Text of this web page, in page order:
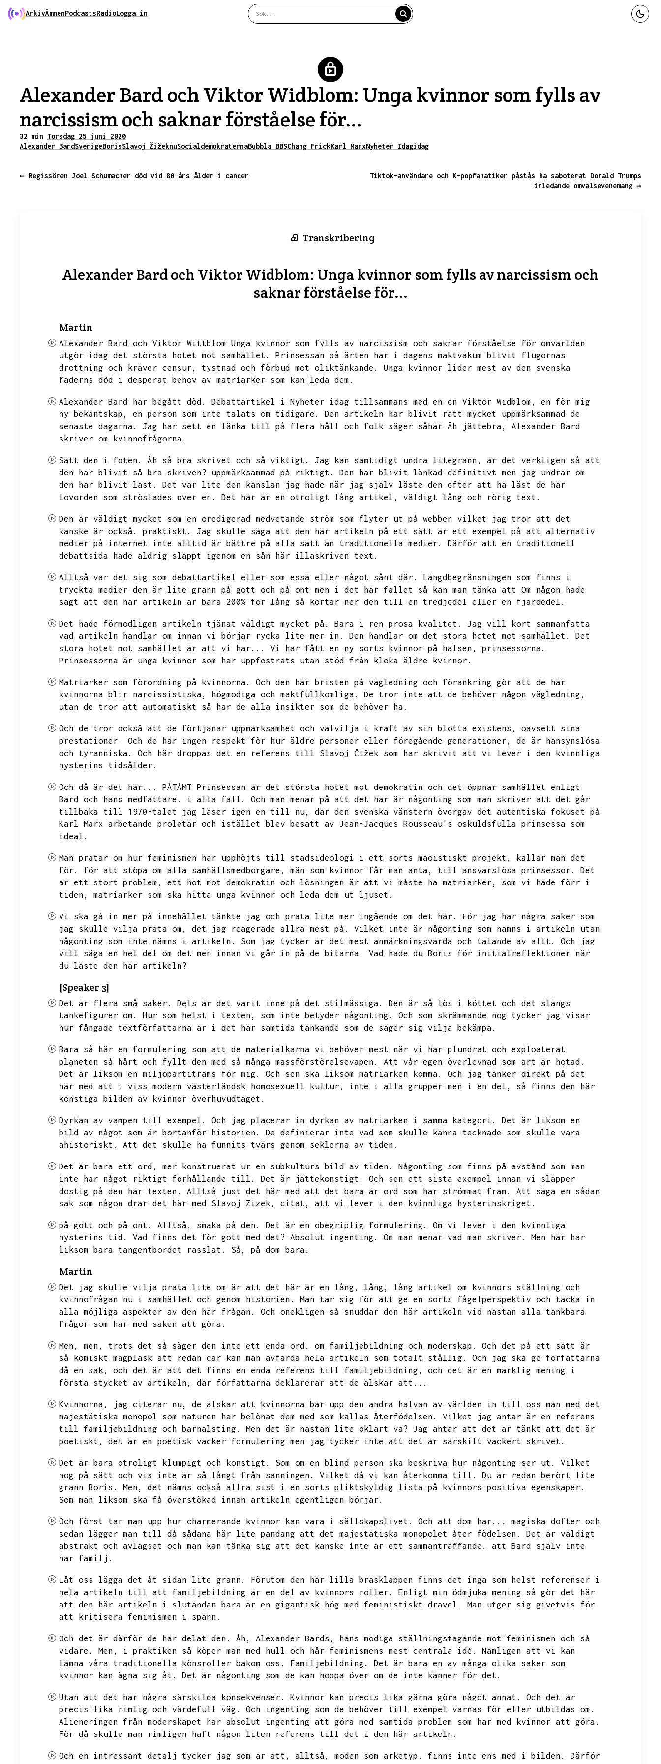
ArkivÄmnenPodcastsRadioLogga in
Alexander Bard och Viktor Widblom: Unga kvinnor som fylls av
narcissism och saknar förståelse för...
32 min Torsdag 25 juni 2020
Alexander BardSverigeBorisSlavoj ŽižeknuSocialdemokraternaBubbla BBSChang FrickKarl MarxNyheter Idagidag
← Regissören Joel Schumacher död vid 80 års ålder i cancer
Tiktok-användare och K-popfanatiker påstås ha saboterat Donald Trumps
inledande omvalsevenemang →
Transkribering
Alexander Bard och Viktor Widblom: Unga kvinnor som fylls av narcissism och
saknar förståelse för...
Martin
Alexander Bard och Viktor Wittblom Unga kvinnor som fylls av narcissism och saknar förståelse för omvärlden
utgör idag det största hotet mot samhället.
Prinsessan på ärten har i dagens maktvakum blivit flugornas
drottning och kräver censur,
tystnad och förbud mot oliktänkande.
Unga kvinnor lider mest av den svenska
faderns död i desperat behov av matriarker som kan leda dem.
Alexander Bard har begått död. Debattartikel i Nyheter idag tillsammans med en en Viktor Widblom,
en för mig
ny bekantskap,
en person som inte talats om tidigare.
Den artikeln har blivit rätt mycket uppmärksammad de
senaste dagarna.
Jag har sett en länka till på flera håll och folk säger såhär Åh jättebra,
Alexander Bard
skriver om kvinnofrågorna.
Sätt den i foten. Åh så bra skrivet och så viktigt. Jag kan samtidigt undra litegrann,
är det verkligen så att
den har blivit så bra skriven?
uppmärksammad på riktigt.
Den har blivit länkad definitivt men jag undrar om
den har blivit läst.
Det var lite den känslan jag hade när jag själv läste den efter att ha läst de här
lovorden som ströslades över en.
Det här är en otroligt lång artikel, väldigt lång och rörig text.
Den är väldigt mycket som en oredigerad medvetande ström som flyter ut på webben vilket jag tror att det
kanske är också.
praktiskt.
Jag skulle säga att den här artikeln på ett sätt är ett exempel på att alternativ
medier på internet inte alltid är bättre på alla sätt än traditionella medier.
Därför att en traditionell
debattsida hade aldrig släppt igenom en sån här illaskriven text.
Alltså var det sig som debattartikel eller som essä eller något sånt där.
Längdbegränsningen som finns i
tryckta medier den är lite grann på gott och på ont men i det här fallet så kan man tänka att Om någon hade
sagt att den här artikeln är bara 200% för lång så kortar ner den till en tredjedel eller en fjärdedel.
Det hade förmodligen artikeln tjänat väldigt mycket på. Bara i ren prosa kvalitet.
Jag vill kort sammanfatta
vad artikeln handlar om innan vi börjar rycka lite mer in.
Den handlar om det stora hotet mot samhället.
Det
stora hotet mot samhället är att vi har...
Vi har fått en ny sorts kvinnor på halsen,
prinsessorna.
Prinsessorna är unga kvinnor som har uppfostrats utan stöd från kloka äldre kvinnor.
Matriarker som förordning på kvinnorna.
Och den här bristen på vägledning och förankring gör att de här
kvinnorna blir narcissistiska,
högmodiga och maktfullkomliga.
De tror inte att de behöver någon vägledning,
utan de tror att automatiskt så har de alla insikter som de behöver ha.
Och de tror också att de förtjänar uppmärksamhet och välvilja i kraft av sin blotta existens,
oavsett sina
prestationer.
Och de har ingen respekt för hur äldre personer eller föregående generationer,
de är hänsynslösa
och tyranniska.
Och här droppas det en referens till Slavoj Čižek som har skrivit att vi lever i den kvinnliga
hysterins tidsålder.
Och då är det här...
PÅTÅMT Prinsessan är det största hotet mot demokratin och det öppnar samhället enligt
Bard och hans medfattare.
i alla fall.
Och man menar på att det här är någonting som man skriver att det går
tillbaka till 1970-talet jag läser igen en till nu,
där den svenska vänstern övergav det autentiska fokuset på
Karl Marx arbetande proletär och istället blev besatt av Jean-Jacques Rousseau's oskuldsfulla prinsessa som
ideal.
Man pratar om hur feminismen har upphöjts till stadsideologi i ett sorts maoistiskt projekt,
kallar man det
för.
för att stöpa om alla samhällsmedborgare, män som kvinnor får man anta, till ansvarslösa prinsessor.
Det
är ett stort problem,
ett hot mot demokratin och lösningen är att vi måste ha matriarker,
som vi hade förr i
tiden,
matriarker som ska hitta unga kvinnor och leda dem ut ljuset.
Vi ska gå in mer på innehållet tänkte jag och prata lite mer ingående om det här.
För jag har några saker som
jag skulle vilja prata om,
det jag reagerade allra mest på.
Vilket inte är någonting som nämns i artikeln utan
någonting som inte nämns i artikeln.
Som jag tycker är det mest anmärkningsvärda och talande av allt.
Och jag
vill säga en hel del om det men innan vi går in på de bitarna.
Vad hade du Boris för initialreflektioner när
du läste den här artikeln?
[Speaker 3]
Det är flera små saker. Dels är det varit inne på det stilmässiga.
Den är så lös i köttet och det slängs
tankefigurer om.
Hur som helst i texten, som inte betyder någonting.
Och som skrämmande nog tycker jag visar
hur fångade textförfattarna är i det här samtida tänkande som de säger sig vilja bekämpa.
Bara så här en formulering som att de materialkarna vi behöver mest när vi har plundrat och exploaterat
planeten så hårt och fyllt den med så många massförstörelsevapen.
Att vår egen överlevnad som art är hotad.
Det är liksom en miljöpartitrams för mig.
Och sen ska liksom matriarken komma.
Och jag tänker direkt på det
här med att i viss modern västerländsk homosexuell kultur,
inte i alla grupper men i en del,
så finns den här
konstiga bilden av kvinnor överhuvudtaget.
Dyrkan av vampen till exempel. Och jag placerar in dyrkan av matriarken i samma kategori.
Det är liksom en
bild av något som är bortanför historien.
De definierar inte vad som skulle känna tecknade som skulle vara
ahistoriskt.
Att det skulle ha funnits tvärs genom seklerna av tiden.
Det är bara ett ord, mer konstruerat ur en subkulturs bild av tiden.
Någonting som finns på avstånd som man
inte har något riktigt förhållande till.
Det är jättekonstigt.
Och sen ett sista exempel innan vi släpper
dostig på den här texten.
Alltså just det här med att det bara är ord som har strömmat fram.
Att säga en sådan
sak som någon drar det här med Slavoj Zizek,
citat, att vi lever i den kvinnliga hysterinskriget.
på gott och på ont. Alltså, smaka på den. Det är en obegriplig formulering.
Om vi lever i den kvinnliga
hysterins tid.
Vad finns det för gott med det? Absolut ingenting. Om man menar vad man skriver.
Men här har
liksom bara tangentbordet rasslat.
Så, på dom bara.
Martin
Det jag skulle vilja prata lite om är att det här är en lång, lång,
lång artikel om kvinnors ställning och
kvinnofrågan nu i samhället och genom historien.
Man tar sig för att ge en sorts fågelperspektiv och täcka in
alla möjliga aspekter av den här frågan.
Och onekligen så snuddar den här artikeln vid nästan alla tänkbara
frågor som har med saken att göra.
Men, men, trots det så säger den inte ett enda ord. om familjebildning och moderskap.
Och det på ett sätt är
så komiskt magplask att redan där kan man avfärda hela artikeln som totalt stållig.
Och jag ska ge författarna
då en sak,
och det är att det finns en enda referens till familjebildning,
och det är en märklig mening i
första stycket av artikeln,
där författarna deklarerar att de älskar att...
Kvinnorna, jag citerar nu,
de älskar att kvinnorna bär upp den andra halvan av världen in till oss män med det
majestätiska monopol som naturen har belönat dem med som kallas återfödelsen.
Vilket jag antar är en referens
till familjebildning och barnalsting.
Men det är nästan lite oklart va? Jag antar att det är tänkt att det är
poetiskt,
det är en poetisk vacker formulering men jag tycker inte att det är särskilt vackert skrivet.
Det är bara otroligt klumpigt och konstigt. Som om en blind person ska beskriva hur någonting ser ut.
Vilket
nog på sätt och vis inte är så långt från sanningen.
Vilket då vi kan återkomma till.
Du är redan berört lite
grann Boris.
Men,
det nämns också allra sist i en sorts pliktskyldig lista på kvinnors positiva egenskaper.
Som man liksom ska få överstökad innan artikeln egentligen börjar.
Och först tar man upp hur charmerande kvinnor kan vara i sällskapslivet. Och att dom har...
magiska dofter och
sedan lägger man till då sådana här lite pandang att det majestätiska monopolet åter födelsen.
Det är väldigt
abstrakt och avlägset och man kan tänka sig att det kanske inte är ett sammanträffande.
att Bard själv inte
har familj.
Låt oss lägga det åt sidan lite grann.
Förutom den här lilla brasklappen finns det inga som helst referenser i
hela artikeln till att familjebildning är en del av kvinnors roller.
Enligt min ödmjuka mening så gör det här
att den här artikeln i slutändan bara är en gigantisk hög med feministiskt dravel.
Man utger sig givetvis för
att kritisera feminismen i spänn.
Och det är därför de har delat den. Åh, Alexander Bards,
hans modiga ställningstagande mot feminismen och så
vidare.
Men, i praktiken så köper man med hull och hår feminismens mest centrala idé.
Nämligen att vi kan
lämna våra traditionella könsroller bakom oss.
Familjebildning.
Det är bara en av många olika saker som
kvinnor kan ägna sig åt.
Det är någonting som de kan hoppa över om de inte känner för det.
Utan att det har några särskilda konsekvenser. Kvinnor kan precis lika gärna göra något annat.
Och det är
precis lika rimlig och värdefull väg.
Och ingenting som de behöver till exempel varnas för eller utbildas om.
Alieneringen från moderskapet har absolut ingenting att göra med samtida problem som har med kvinnor att göra.
För då skulle man rimligen haft någon liten referens till det i den här artikeln.
Och en intressant detalj tycker jag som är att, alltså, moden som arketyp. finns inte ens med i bilden.
Därför